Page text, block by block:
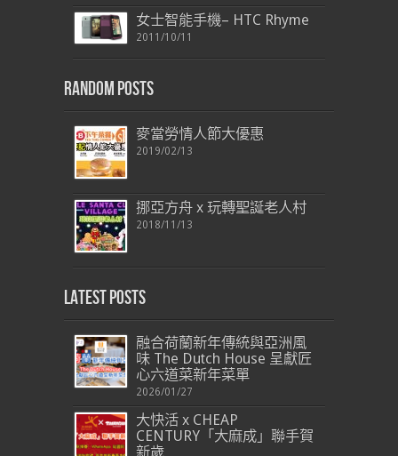
女士智能手機– HTC Rhyme
2011/10/11
Random Posts
麥當勞情人節大優惠
2019/02/13
挪亞方舟 x 玩轉聖誕老人村
2018/11/13
Latest Posts
融合荷蘭新年傳統與亞洲風
味 The Dutch House 呈獻匠
心六道菜新年菜單
2026/01/27
大快活 x CHEAP
CENTURY「大麻成」聯手賀
新歲